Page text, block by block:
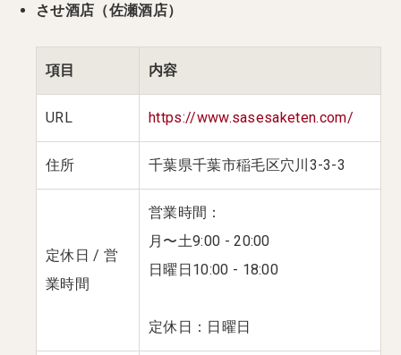
させ酒店（佐瀬酒店）
項目 内容
URL https://www.sasesaketen.com/
住所 千葉県千葉市稲毛区穴川3-3-3
定休日 / 営
業時間
営業時間：
月〜土9:00 - 20:00
日曜日10:00 - 18:00
定休日：日曜日